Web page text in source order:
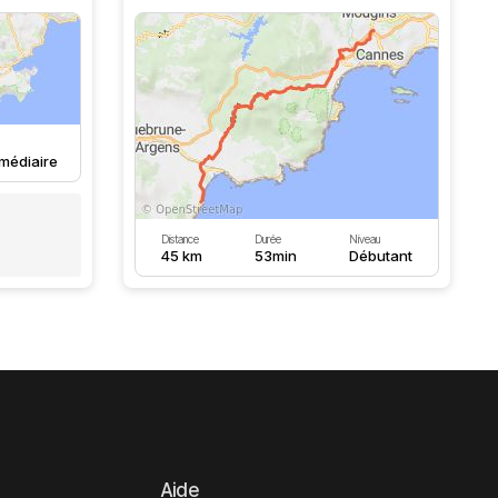
Distance
45 km
Durée
53min
Niveau
Débutant
Aide